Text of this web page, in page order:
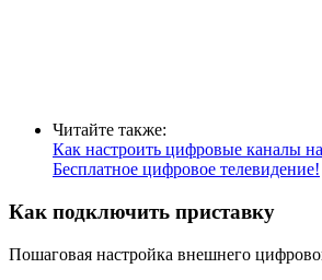
Читайте также:
Как настроить цифровые каналы на
Бесплатное цифровое телевидение!
Как подключить приставку
Пошаговая настройка внешнего